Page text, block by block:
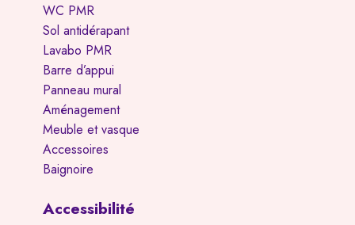
WC PMR
Sol antidérapant
Lavabo PMR
Barre d’appui
Panneau mural
Aménagement
Meuble et vasque
Accessoires
Baignoire
Accessibilité